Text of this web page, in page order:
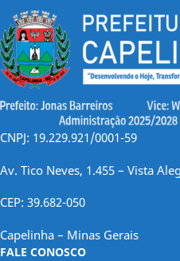
CNPJ: 19.229.921/0001-59
Av. Tico Neves, 1.455 – Vista
CEP: 39.682-050
Capelinha – Minas Gerais
FALE CONOSCO